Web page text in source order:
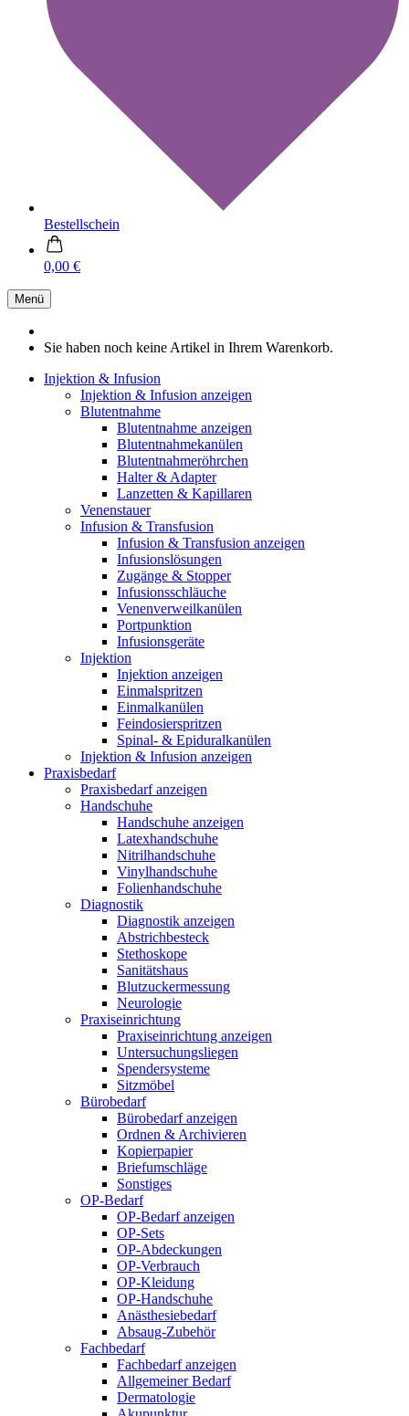
Bestellschein
0,00 €
Menü
Sie haben noch keine Artikel in Ihrem Warenkorb.
Injektion & Infusion
Injektion & Infusion anzeigen
Blutentnahme
Blutentnahme anzeigen
Blutentnahmekanülen
Blutentnahmeröhrchen
Halter & Adapter
Lanzetten & Kapillaren
Venenstauer
Infusion & Transfusion
Infusion & Transfusion anzeigen
Infusionslösungen
Zugänge & Stopper
Infusionsschläuche
Venenverweilkanülen
Portpunktion
Infusionsgeräte
Injektion
Injektion anzeigen
Einmalspritzen
Einmalkanülen
Feindosierspritzen
Spinal- & Epiduralkanülen
Injektion & Infusion anzeigen
Praxisbedarf
Praxisbedarf anzeigen
Handschuhe
Handschuhe anzeigen
Latexhandschuhe
Nitrilhandschuhe
Vinylhandschuhe
Folienhandschuhe
Diagnostik
Diagnostik anzeigen
Abstrichbesteck
Stethoskope
Sanitätshaus
Blutzuckermessung
Neurologie
Praxiseinrichtung
Praxiseinrichtung anzeigen
Untersuchungsliegen
Spendersysteme
Sitzmöbel
Bürobedarf
Bürobedarf anzeigen
Ordnen & Archivieren
Kopierpapier
Briefumschläge
Sonstiges
OP-Bedarf
OP-Bedarf anzeigen
OP-Sets
OP-Abdeckungen
OP-Verbrauch
OP-Kleidung
OP-Handschuhe
Anästhesiebedarf
Absaug-Zubehör
Fachbedarf
Fachbedarf anzeigen
Allgemeiner Bedarf
Dermatologie